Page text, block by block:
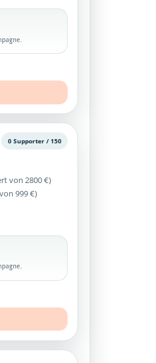
0 Supporter / 150
von 2800 €)
999 €)